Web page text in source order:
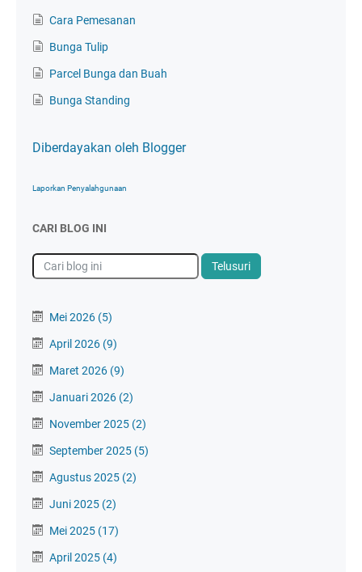
Cara Pemesanan
Bunga Tulip
Parcel Bunga dan Buah
Bunga Standing
Diberdayakan oleh Blogger
Laporkan Penyalahgunaan
CARI BLOG INI
Mei 2026 (5)
April 2026 (9)
Maret 2026 (9)
Januari 2026 (2)
November 2025 (2)
September 2025 (5)
Agustus 2025 (2)
Juni 2025 (2)
Mei 2025 (17)
April 2025 (4)